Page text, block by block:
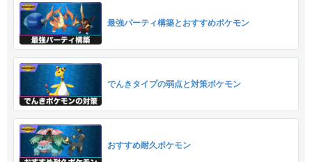
最強パーティ構築とおすすめポケモン
でんきタイプの弱点と対策ポケモン
おすすめ耐久ポケモン